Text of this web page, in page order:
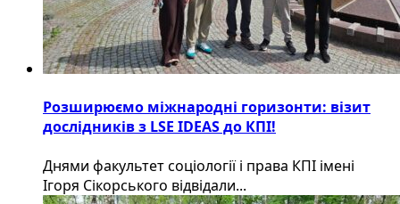
Розширюємо міжнародні горизонти: візит
дослідників з LSE IDEAS до КПІ!
Днями факультет соціології і права КПІ імені
Ігоря Сікорського відвідали...